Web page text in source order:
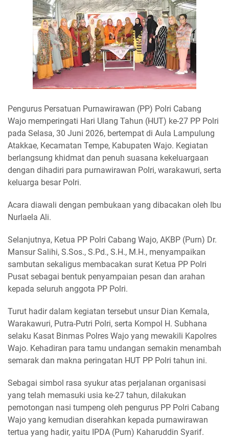
Pengurus Persatuan Purnawirawan (PP) Polri Cabang
Wajo memperingati Hari Ulang Tahun (HUT) ke-27 PP Polri
pada Selasa, 30 Juni 2026, bertempat di Aula Lampulung
Atakkae, Kecamatan Tempe, Kabupaten Wajo. Kegiatan
berlangsung khidmat dan penuh suasana kekeluargaan
dengan dihadiri para purnawirawan Polri, warakawuri, serta
keluarga besar Polri.
Acara diawali dengan pembukaan yang dibacakan oleh Ibu
Nurlaela Ali.
Selanjutnya, Ketua PP Polri Cabang Wajo, AKBP (Purn) Dr.
Mansur Salihi, S.Sos., S.Pd., S.H., M.H., menyampaikan
sambutan sekaligus membacakan surat Ketua PP Polri
Pusat sebagai bentuk penyampaian pesan dan arahan
kepada seluruh anggota PP Polri.
Turut hadir dalam kegiatan tersebut unsur Dian Kemala,
Warakawuri, Putra-Putri Polri, serta Kompol H. Subhana
selaku Kasat Binmas Polres Wajo yang mewakili Kapolres
Wajo. Kehadiran para tamu undangan semakin menambah
semarak dan makna peringatan HUT PP Polri tahun ini.
Sebagai simbol rasa syukur atas perjalanan organisasi
yang telah memasuki usia ke-27 tahun, dilakukan
pemotongan nasi tumpeng oleh pengurus PP Polri Cabang
Wajo yang kemudian diserahkan kepada purnawirawan
tertua yang hadir, yaitu IPDA (Purn) Kaharuddin Syarif.